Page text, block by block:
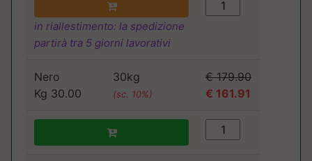
in riallestimento: la spedizione
partirà tra 5 giorni lavorativi
Nero
Kg 30.00
30kg
(sc. 10%)
€ 179.90
€ 161.91